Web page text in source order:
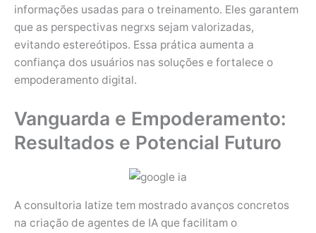
informações usadas para o treinamento. Eles garantem
que as perspectivas negrxs sejam valorizadas,
evitando estereótipos. Essa prática aumenta a
confiança dos usuários nas soluções e fortalece o
empoderamento digital.
Vanguarda e Empoderamento:
Resultados e Potencial Futuro
A consultoria Iatize tem mostrado avanços concretos
na criação de agentes de IA que facilitam o